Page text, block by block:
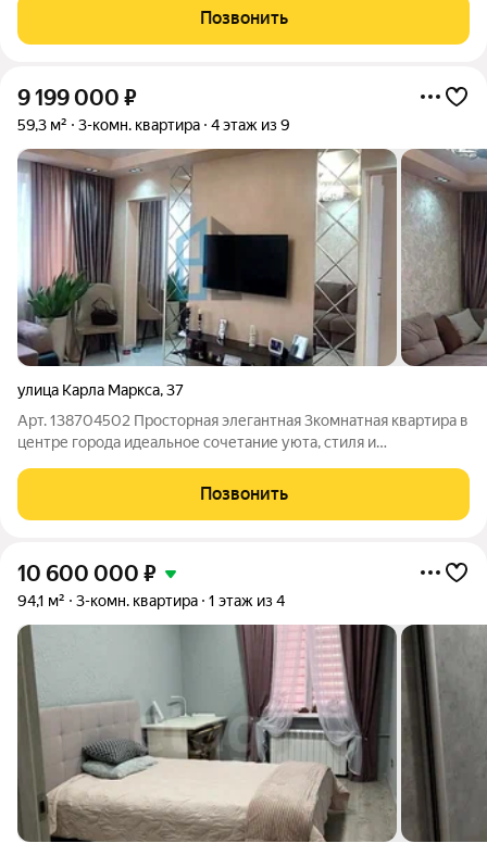
Закрытый тамбур на две квартиры. Квaртирa в прекрасном
coстоянии, чистая, светлая, уютная,
Позвонить
9 199 000 ₽
59,3 м² 3-комн. квартира 4 этаж из 9
улица Карла Маркса,37
Арт. 138704502 Просторная элегантная 3комнатная квартира в
центре города идеальное сочетание уюта, стиля и
продуманный дизайн и выгодная цена делают это
предложение редкой возможностью для тех,
Позвонить
10 600 000 ₽
94,1 м² 3-комн. квартира 1 этаж из 4